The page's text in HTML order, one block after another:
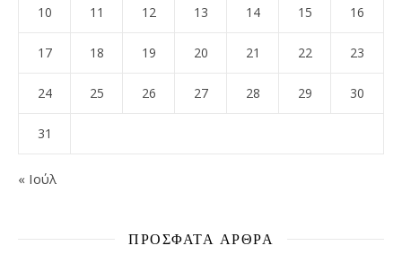
10 11 12 13 14 15 16
17 18 19 20 21 22 23
24 25 26 27 28 29 30
31
« Ιούλ
ΠΡΌΣΦΑΤΑ ΆΡΘΡΑ